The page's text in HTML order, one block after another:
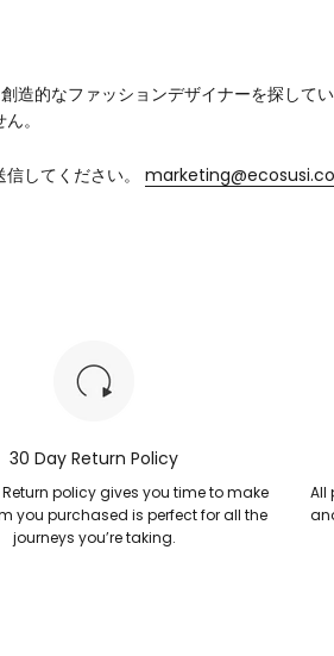
造的なファッションデザイナーを探して
。
してください。
30 Day Return Policy
Return policy gives you time to make
you purchased is perfect for all the
journeys you’re taking.
All